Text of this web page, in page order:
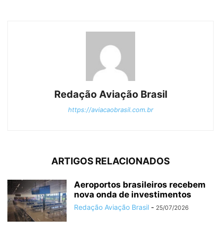
Redação Aviação Brasil
https://aviacaobrasil.com.br
ARTIGOS RELACIONADOS
Aeroportos brasileiros recebem
nova onda de investimentos
Redação Aviação Brasil - 25/07/2026